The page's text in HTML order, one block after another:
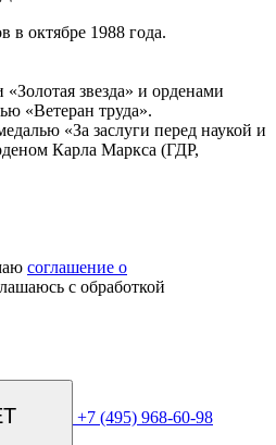
в октябре 1988 года.
звезда» и орденами
«Ветеран труда».
«За заслуги перед наукой и
Карла Маркса (ГДР,
соглашение о
с обработкой
+7 (495) 968-60-98